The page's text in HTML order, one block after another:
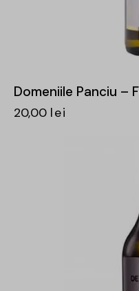
Domeniile Panciu –
20,00 lei